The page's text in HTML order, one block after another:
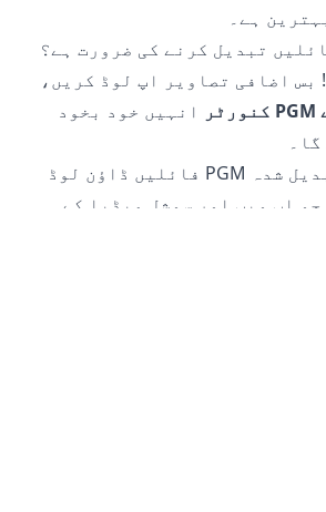
ہے۔
تبدیل کرنے کی ضرورت ہے؟
بس اضافی تصاویر اپ لوڈ کریں،
انہیں خود بخود
آخر میں، اپنے تبدیل شدہ PGM فائلیں ڈاؤن لوڈ
اب ویب اور سوشل میڈیا کے